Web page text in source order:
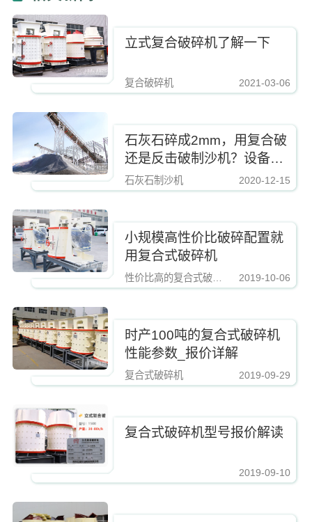
https://www.zhishaji.cn/Upload/Editor/image/20210306172606_71018.jpg,
立式复合破碎机了解一下
复合破碎机 2021-03-06
https://www.zhishaji.cn/Upload/Editor/image/
石灰石碎成2mm，用复合破
还是反击破制沙机？设备参
与招标项目吗？
石灰石制沙机 2020-12-15
https://www.zhishaji.cn/Upload/Editor/image/
小规模高性价比破碎配置就
用复合式破碎机
2019-10-06
https://www.zhishaji.cn/Upload/Editor/image/
时产100吨的复合式破碎机
性能参数_报价详解
复合式破碎机 2019-09-29
https://www.zhishaji.cn/Upload/Editor/image/
复合式破碎机型号报价解读
2019-09-10